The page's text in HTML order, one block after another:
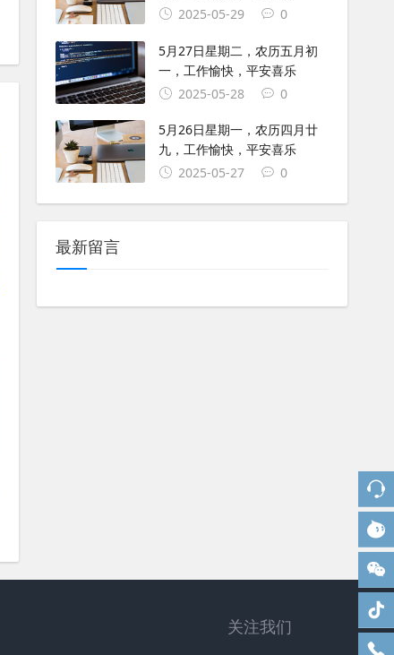
2025-05-29
0
5月27日星期二，农历五月初
一，工作愉快，平安喜乐
2025-05-28
0
5月26日星期一，农历四月廿
九，工作愉快，平安喜乐
2025-05-27
0
最新留言
关注我们